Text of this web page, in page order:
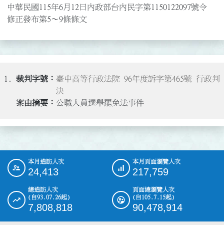
中華民國115年6月12日內政部台內民字第1150122097號令
修正發布第5～9條條文
1.
臺中高等行政法院 96年度訴字第465號 行政判
決
公職人員選舉罷免法事件
::: 本月造訪人次
24,413
本月頁面瀏覽人次
217,759
總造訪人次
(自93.07.26起)
7,808,818
頁面總瀏覽人次
(自105.7.15起)
90,478,914